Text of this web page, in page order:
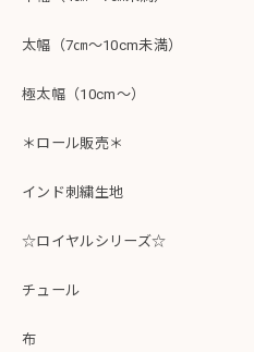
太幅（7㎝～10cm未満）
極太幅（10cm～）
＊ロール販売＊
インド刺繍生地
☆ロイヤルシリーズ☆
チュール
布